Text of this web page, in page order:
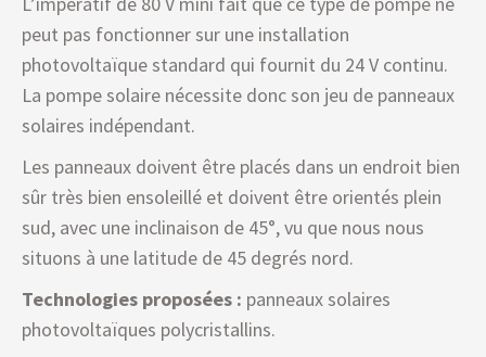
peut pas fonctionner sur une installation
photovoltaïque standard qui fournit du 24 V continu.
La pompe solaire nécessite donc son jeu de panneaux
solaires indépendant.
Les panneaux doivent être placés dans un endroit bien
sûr très bien ensoleillé et doivent être orientés plein
sud, avec une inclinaison de 45°, vu que nous nous
situons à une latitude de 45 degrés nord.
Technologies proposées : panneaux solaires
photovoltaïques polycristallins.